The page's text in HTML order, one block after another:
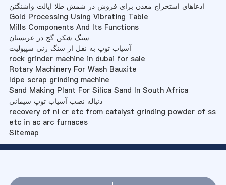
ادعاهای استخراج معدن برای فروش در شمش طلا ایالت واشنگتن
Gold Processing Using Vibrating Table
Mills Components And Its Functions
سنگ شکن گچ در عربستان
آسیاب توپ به نقل از سنگ زنی سپیولیت
rock grinder machine in dubai for sale
Rotary Machinery For Wash Bauxite
ldpe scrap grinding machine
Sand Making Plant For Silica Sand In South Africa
دنباله نصب آسیاب توپ سیمانی
recovery of ni cr etc from catalyst grinding powder of ss
etc in ac arc furnaces
Sitemap